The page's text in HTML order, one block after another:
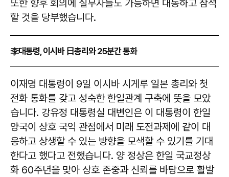
또한 향후 회의에 실무자들도 가능하면 대동하고 참석
할 것을 당부했습니다.
李대통령, 이시바 日총리와 25분간 통화
이재명 대통령이 9일 이시바 시게루 일본 총리와 첫
전화 통화를 갖고 성숙한 한일관계 구축에 뜻을 모았
습니다. 강유정 대통령실 대변인은 이 대통령이 한일
양국이 상호 국익 관점에서 미래 도전과제에 같이 대
응하고 상생할 수 있는 방향을 모색할 수 있기를 기대
한다고 했다고 전했습니다. 양 정상은 한일 국교정상
화 60주년을 맞아 상호 존중과 신뢰를 바탕으로 활발